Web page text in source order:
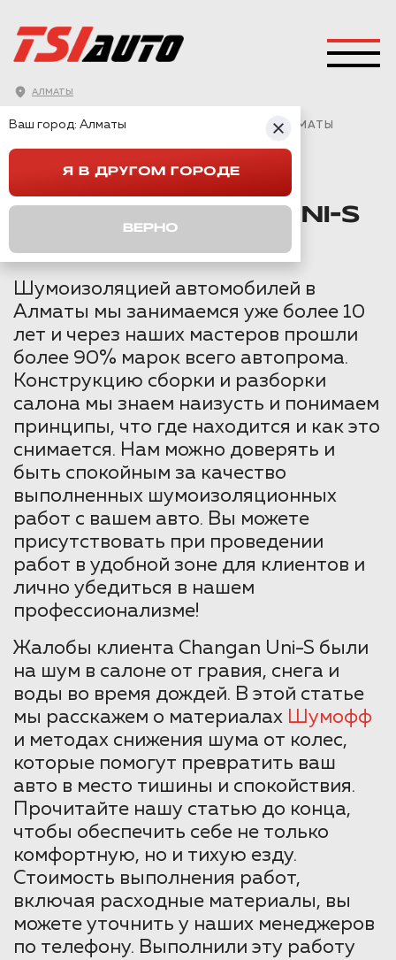
АЛМАТЫ
ШУМОИЗОЛЯЦИЯ АРОК CHANGAN UNI-S В АЛМАТЫ
АРОК CHANGAN UNI-S
Шумоизоляцией автомобилей в
Алматы мы занимаемся уже более 10
лет и через наших мастеров прошли
более 90% марок всего автопрома.
Конструкцию сборки и разборки
салона мы знаем наизусть и понимаем
принципы, что где находится и как это
снимается. Нам можно доверять и
быть спокойным за качество
выполненных шумоизоляционных
работ с вашем авто. Вы можете
присутствовать при проведении
работ в удобной зоне для клиентов и
лично убедиться в нашем
профессионализме!
Жалобы клиента Changan Uni-S были
на шум в салоне от гравия, снега и
воды во время дождей. В этой статье
мы расскажем о материалах Шумофф
и методах снижения шума от колес,
которые помогут превратить ваш
авто в место тишины и спокойствия.
Прочитайте нашу статью до конца,
чтобы обеспечить себе не только
комфортную, но и тихую езду.
Стоимость выполнения работ,
включая расходные материалы, вы
можете уточнить у наших менеджеров
по телефону. Выполнили эту работу
Ваш город: Алматы
Я В ДРУГОМ ГОРОДЕ
ВЕРНО